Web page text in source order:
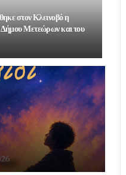
στον Κλεινοβό η
Μετεώρων και του